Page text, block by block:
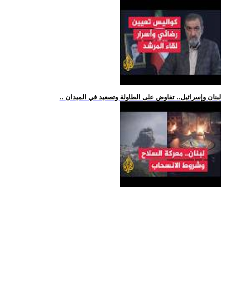
.. لبنان وإسرائيل.. تفاوض على الطاولة وتصعيد في الميدان